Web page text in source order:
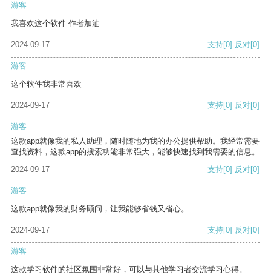
游客
我喜欢这个软件 作者加油
2024-09-17 支持[0] 反对[0]
游客
这个软件我非常喜欢
2024-09-17 支持[0] 反对[0]
游客
这款app就像我的私人助理，随时随地为我的办公提供帮助。我经常需要
查找资料，这款app的搜索功能非常强大，能够快速找到我需要的信息。
2024-09-17
支持[0] 反对[0]
游客
这款app就像我的财务顾问，让我能够省钱又省心。
2024-09-17 支持[0] 反对[0]
游客
这款学习软件的社区氛围非常好，可以与其他学习者交流学习心得。